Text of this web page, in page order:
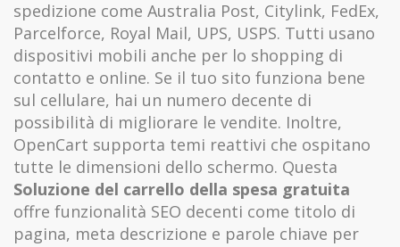
spedizione come Australia Post, Citylink, FedEx,
Parcelforce, Royal Mail, UPS, USPS. Tutti usano
dispositivi mobili anche per lo shopping di
contatto e online. Se il tuo sito funziona bene
sul cellulare, hai un numero decente di
possibilità di migliorare le vendite. Inoltre,
OpenCart supporta temi reattivi che ospitano
tutte le dimensioni dello schermo. Questa
Soluzione del carrello della spesa gratuita
offre funzionalità SEO decenti come titolo di
pagina, meta descrizione e parole chiave per